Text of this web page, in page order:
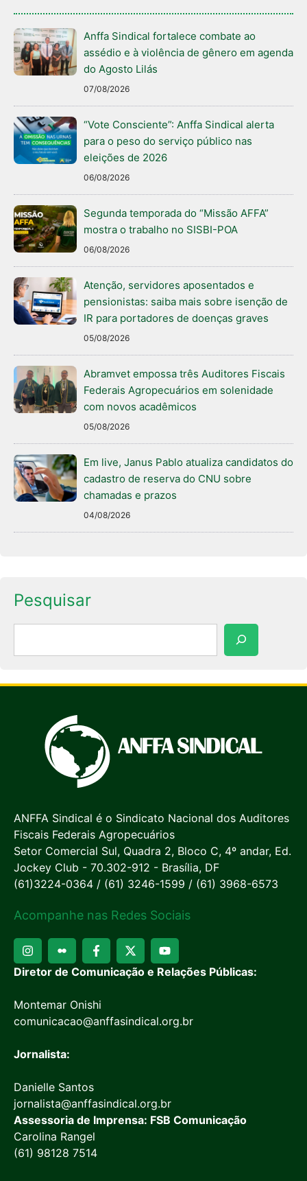
Anffa Sindical fortalece combate ao
assédio e à violência de gênero em agenda
do Agosto Lilás
07/08/2026
“Vote Consciente”: Anffa Sindical alerta
para o peso do serviço público nas
eleições de 2026
06/08/2026
Segunda temporada do “Missão AFFA”
mostra o trabalho no SISBI-POA
06/08/2026
Atenção, servidores aposentados e
pensionistas: saiba mais sobre isenção de
IR para portadores de doenças graves
05/08/2026
Abramvet empossa três Auditores Fiscais
Federais Agropecuários em solenidade
com novos acadêmicos
05/08/2026
Em live, Janus Pablo atualiza candidatos do
cadastro de reserva do CNU sobre
chamadas e prazos
04/08/2026
Pesquisar
ANFFA Sindical é o Sindicato Nacional dos Auditores
Fiscais Federais Agropecuários
Setor Comercial Sul, Quadra 2, Bloco C, 4º andar, Ed.
Jockey Club - 70.302-912 - Brasília, DF
(61)3224-0364 / (61) 3246-1599 / (61) 3968-6573
Acompanhe nas Redes Sociais
Diretor de Comunicação e Relações Públicas:
Montemar Onishi
comunicacao@anffasindical.org.br
Jornalista:
Danielle Santos
jornalista@anffasindical.org.br
Assessoria de Imprensa: FSB Comunicação
Carolina Rangel
(61) 98128 7514